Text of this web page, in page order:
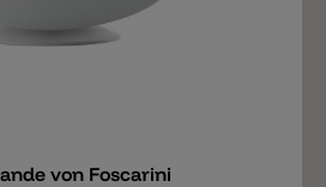
von Foscarini